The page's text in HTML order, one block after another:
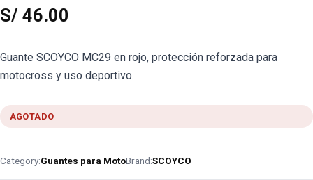
S/ 46.00
Guante SCOYCO MC29 en rojo, protección reforzada para
motocross y uso deportivo.
AGOTADO
Category:Guantes para MotoBrand:SCOYCO